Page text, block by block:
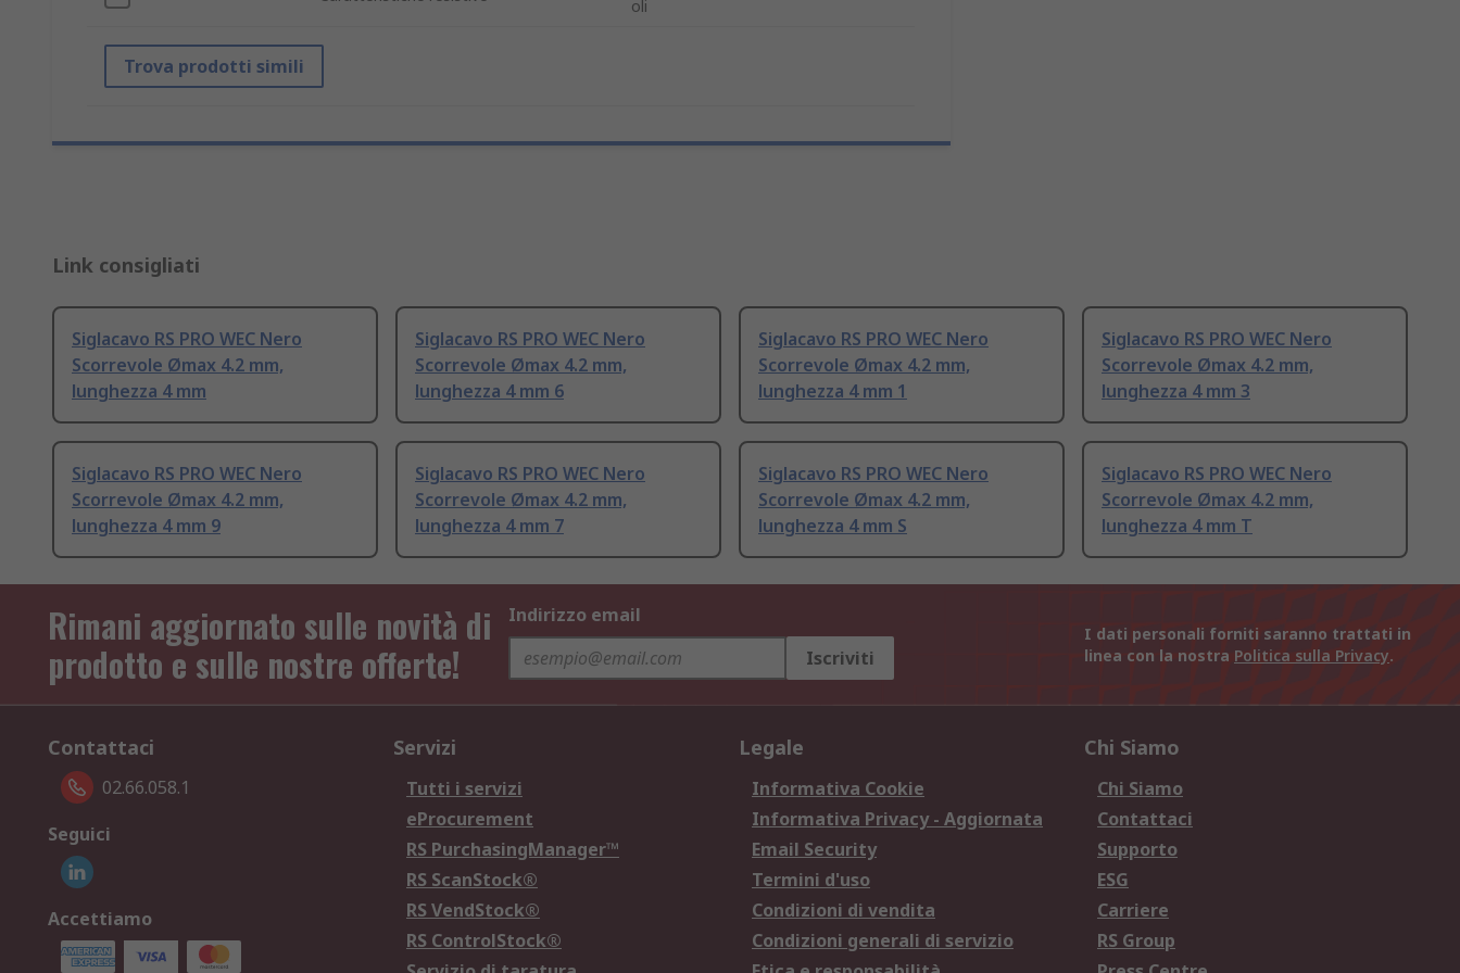
oli
Trova prodotti simili
Link consigliati
Siglacavo RS PRO WEC Nero
Scorrevole Ømax 4.2 mm,
lunghezza 4 mm
Siglacavo RS PRO WEC Nero
Scorrevole Ømax 4.2 mm,
lunghezza 4 mm 6
Siglacavo RS PRO WEC Nero
Scorrevole Ømax 4.2 mm,
lunghezza 4 mm 1
Siglacavo RS PRO WEC Nero
Scorrevole Ømax 4.2 mm,
lunghezza 4 mm 3
Siglacavo RS PRO WEC Nero
Scorrevole Ømax 4.2 mm,
lunghezza 4 mm 9
Siglacavo RS PRO WEC Nero
Scorrevole Ømax 4.2 mm,
lunghezza 4 mm 7
Siglacavo RS PRO WEC Nero
Scorrevole Ømax 4.2 mm,
lunghezza 4 mm S
Siglacavo RS PRO WEC Nero
Scorrevole Ømax 4.2 mm,
lunghezza 4 mm T
Rimani aggiornato sulle novità di
prodotto e sulle nostre offerte!
Indirizzo email
Iscriviti
I dati personali forniti saranno trattati in
linea con la nostra Politica sulla Privacy.
Contattaci
02.66.058.1
Seguici
Accettiamo
Servizi
Tutti i servizi
eProcurement
RS PurchasingManager™
RS ScanStock®
RS VendStock®
RS ControlStock®
Legale
Informativa Cookie
Informativa Privacy - Aggiornata
Email Security
Termini d'uso
Condizioni di vendita
Condizioni generali di servizio
Chi Siamo
Chi Siamo
Contattaci
Supporto
ESG
Carriere
RS Group